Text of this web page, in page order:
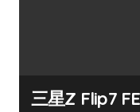
三星Z Flip7